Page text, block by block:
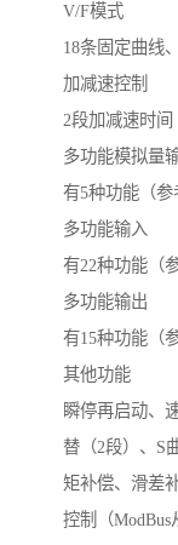
V/F模式
18条固定曲线
加减速控制
2段加减速时间
多功能模拟量
有5种功能（参
多功能输入
有22种功能（
多功能输出
有15种功能（
其他功能
瞬停再启动、
替（2段）、S
矩补偿、滑差
控制（ModBus